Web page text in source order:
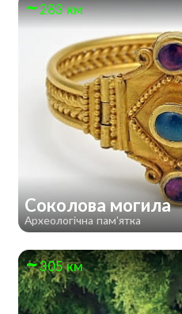
283 км
Соколова могила
Археологічна пам'ятка
305 км